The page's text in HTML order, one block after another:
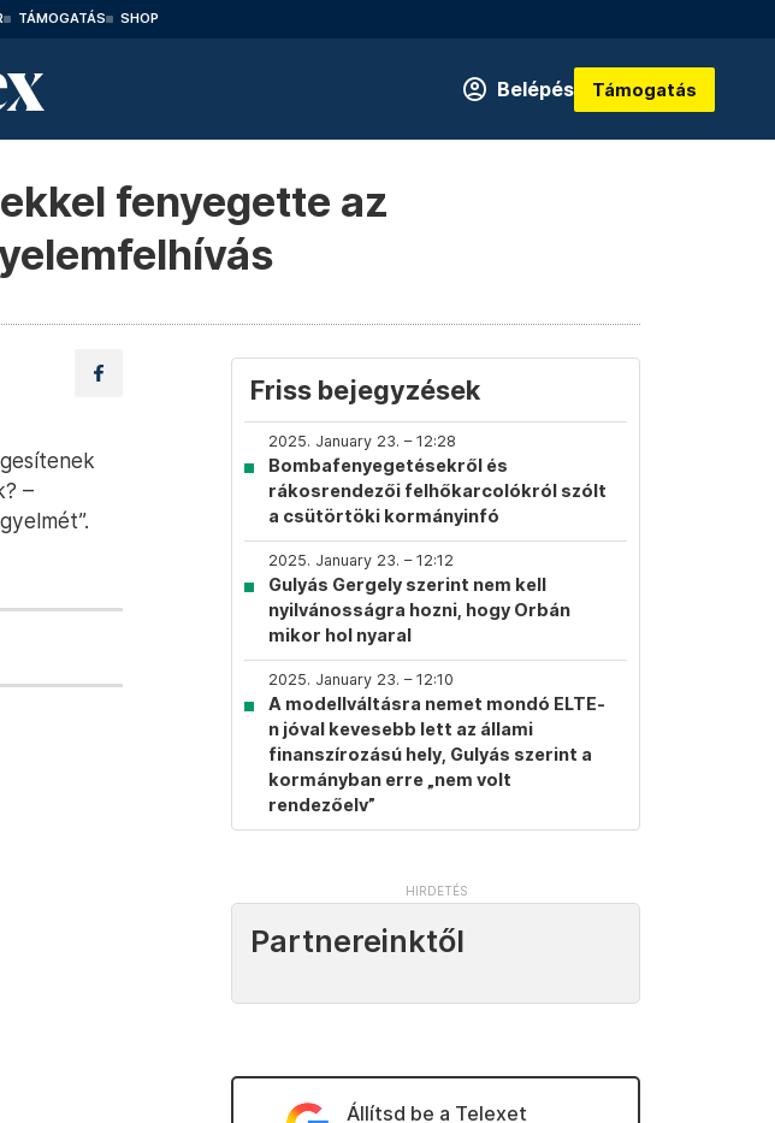
TÁMOGATÁS SHOP
Belépés Támogatás
fenyegette az
–
Friss bejegyzések
2025. January 23. – 12:28
Bombafenyegetésekről és
rákosrendezői felhőkarcolókról szólt
a csütörtöki kormányinfó
2025. January 23. – 12:12
Gulyás Gergely szerint nem kell
nyilvánosságra hozni, hogy Orbán
mikor hol nyaral
2025. January 23. – 12:10
A modellváltásra nemet mondó ELTE-
n jóval kevesebb lett az állami
finanszírozású hely, Gulyás szerint a
kormányban erre „nem volt
rendezőelv”
Partnereinktől
Állítsd be a Telexet